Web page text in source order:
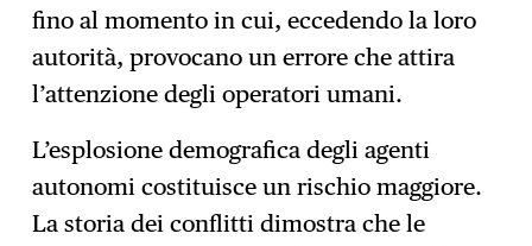
fino al momento in cui, eccedendo la loro
autorità, provocano un errore che attira
l’attenzione degli operatori umani.
L’esplosione demografica degli agenti
autonomi costituisce un rischio maggiore.
La storia dei conflitti dimostra che le